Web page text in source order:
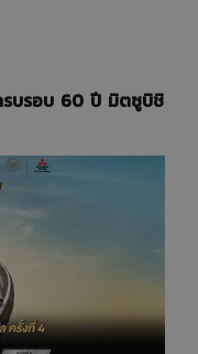
รบรอบ 60 ปี มิตซูบิชิ